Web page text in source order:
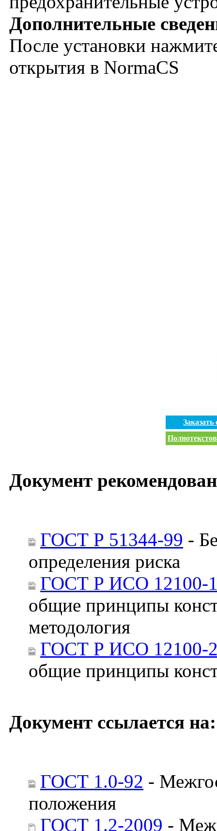
Дополнительные
После установки
открытия в NormaCS
Документ
ГОСТ Р 51344-99 -
определения риска
ГОСТ Р ИСО 12100-
общие принципы
методология
ГОСТ Р ИСО 12100-
общие принципы
Документ ссылается на:
ГОСТ 1.0-92 -
положения
ГОСТ 1.2-2009 -